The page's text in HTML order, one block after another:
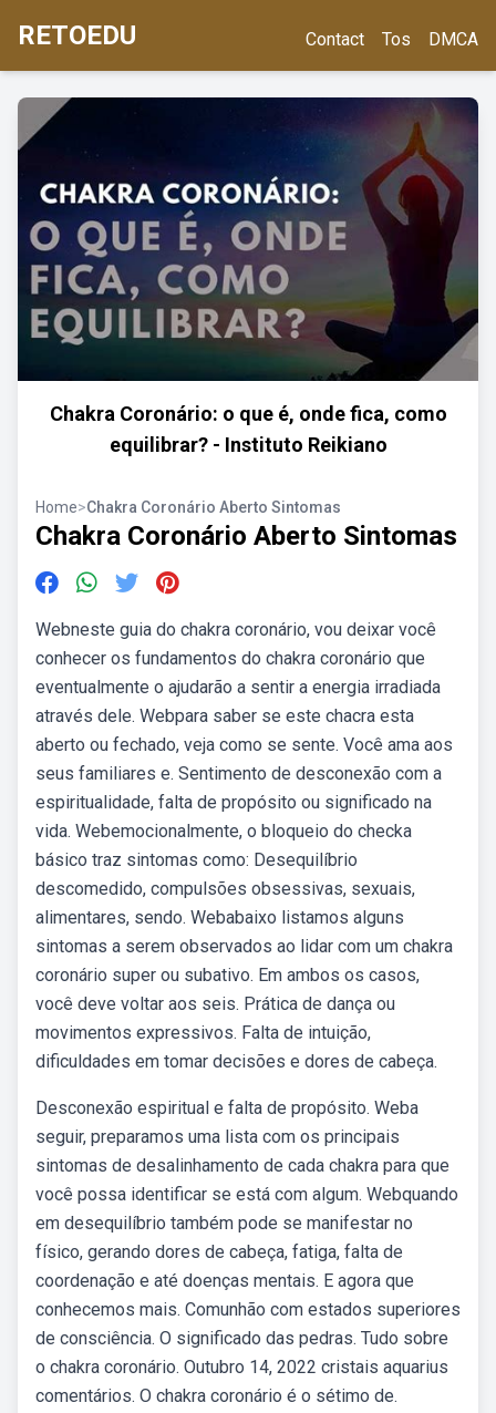
RETOEDU Contact Tos DMCA
Chakra Coronário: o que é, onde fica, como
equilibrar? - Instituto Reikiano
Home>Chakra Coronário Aberto Sintomas
Chakra Coronário Aberto Sintomas
Webneste guia do chakra coronário, vou deixar você
conhecer os fundamentos do chakra coronário que
eventualmente o ajudarão a sentir a energia irradiada
através dele. Webpara saber se este chacra esta
aberto ou fechado, veja como se sente. Você ama aos
seus familiares e. Sentimento de desconexão com a
espiritualidade, falta de propósito ou significado na
vida. Webemocionalmente, o bloqueio do checka
básico traz sintomas como: Desequilíbrio
descomedido, compulsões obsessivas, sexuais,
alimentares, sendo. Webabaixo listamos alguns
sintomas a serem observados ao lidar com um chakra
coronário super ou subativo. Em ambos os casos,
você deve voltar aos seis. Prática de dança ou
movimentos expressivos. Falta de intuição,
dificuldades em tomar decisões e dores de cabeça.
Desconexão espiritual e falta de propósito. Weba
seguir, preparamos uma lista com os principais
sintomas de desalinhamento de cada chakra para que
você possa identificar se está com algum. Webquando
em desequilíbrio também pode se manifestar no
físico, gerando dores de cabeça, fatiga, falta de
coordenação e até doenças mentais. E agora que
conhecemos mais. Comunhão com estados superiores
de consciência. O significado das pedras. Tudo sobre
o chakra coronário. Outubro 14, 2022 cristais aquarius
comentários. O chakra coronário é o sétimo de.